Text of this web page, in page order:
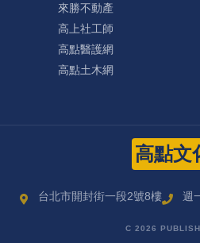
來勝不動產
高上社工師
高點醫護網
高點土木網
高點文
台北市開封街一段2號8樓 週
C 2026